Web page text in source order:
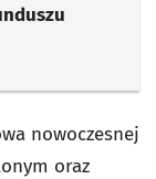
nowoczesnej
oraz